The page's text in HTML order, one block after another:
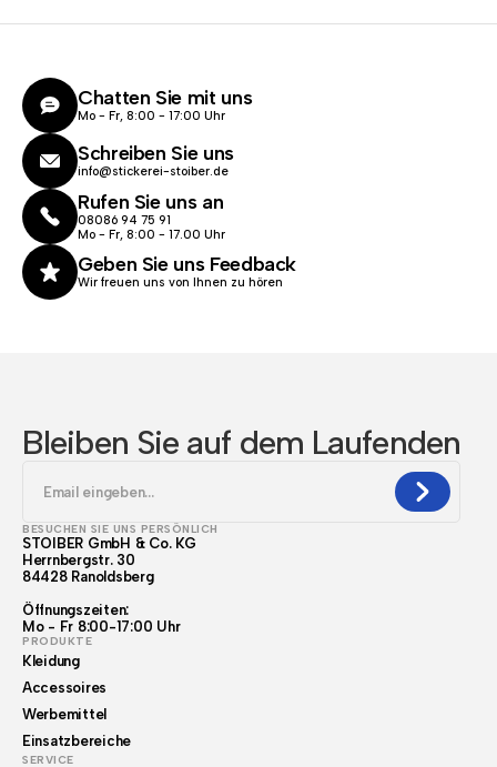
Chatten Sie mit uns
Mo - Fr, 8:00 - 17:00 Uhr
Schreiben Sie uns
info@stickerei-stoiber.de
Rufen Sie uns an
08086 94 75 91
Mo - Fr, 8:00 - 17.00 Uhr
Geben Sie uns Feedback
Wir freuen uns von Ihnen zu hören
Bleiben Sie auf dem Laufenden
BESUCHEN SIE UNS PERSÖNLICH
STOIBER GmbH & Co. KG
Herrnbergstr. 30
84428 Ranoldsberg
Öffnungszeiten:
Mo - Fr 8:00-17:00 Uhr
PRODUKTE
Kleidung
Accessoires
Werbemittel
Einsatzbereiche
SERVICE